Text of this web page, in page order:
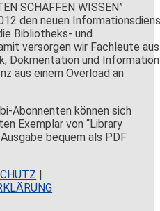
SCHAFFEN WISSEN”
den neuen
Bibliotheks- und
versorgen wir Fachleute aus
Dokmentation und Information
aus einem Overload an
Abonnenten können sich
Exemplar von “Library
bequem als PDF